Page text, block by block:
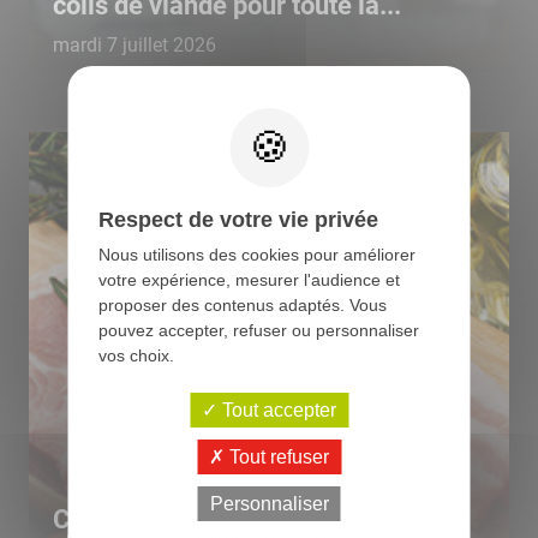
mardi 7 juillet 2026
Comment bien choisir et cuisiner
Respect de votre vie privée
Nous utilisons des cookies pour améliorer
votre expérience, mesurer l'audience et
proposer des contenus adaptés. Vous
pouvez accepter, refuser ou personnaliser
vos choix.
Tout accepter
Tout refuser
Personnaliser